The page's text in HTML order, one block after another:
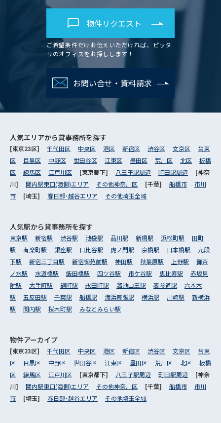
物件リクエスト
ご希望条件だけお伝えいただければ、ピッタ
リのオフィスをお探しします！
お問い合せ・資料請求
人気エリアから貸事務所を探す
[東京23区] 千代田区 中央区 港区 新宿区 渋谷区 文京区
台東
区
目黒区 中野区 世田谷区 江東区 墨田区 荒川区 北区
板橋
区
練馬区 江戸川区 [東京都下] 八王子駅周辺 町田駅周辺
[神奈
川] 関内駅東口(海側)エリア その他神奈川区 [千葉] 船橋市
市川
市
[埼玉] 春日部･越谷エリア その他埼玉全域
人気駅から貸事務所を探す
東京駅 新宿駅 渋谷駅 池袋駅 品川駅 新橋駅 浜松町駅
田町
駅
有楽町駅 銀座駅 日比谷駅 虎ノ門駅 京橋駅 日本橋駅
九段
下駅
新宿三丁目駅 新宿御苑前駅 神田駅 秋葉原駅 上野駅
御茶
ノ水駅
水道橋駅 飯田橋駅 四ツ谷駅 市ケ谷駅 恵比寿駅
赤坂見
附駅
大手町駅 麹町駅 永田町駅 溜池山王駅 表参道駅
六本木
駅
五反田駅 千葉駅 船橋駅 海浜幕張駅 横浜駅 川崎駅
新横浜
駅
関内駅 桜木町駅 みなとみらい駅
物件アーカイブ
[東京23区] 千代田区 中央区 港区 新宿区 渋谷区 文京区
台東
区
目黒区 中野区 世田谷区 江東区 墨田区 荒川区 北区
板橋
区
練馬区 江戸川区 [東京都下] 八王子駅周辺 町田駅周辺
[神奈
川] 関内駅東口(海側)エリア その他神奈川区 [千葉] 船橋市
市川
市
[埼玉] 春日部･越谷エリア その他埼玉全域